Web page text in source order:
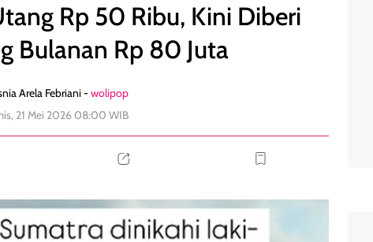
Rp 50 Ribu, Kini Diberi
Bulanan Rp 80 Juta
Arela Febriani -wolipop
21 Mei 2026 08:00 WIB